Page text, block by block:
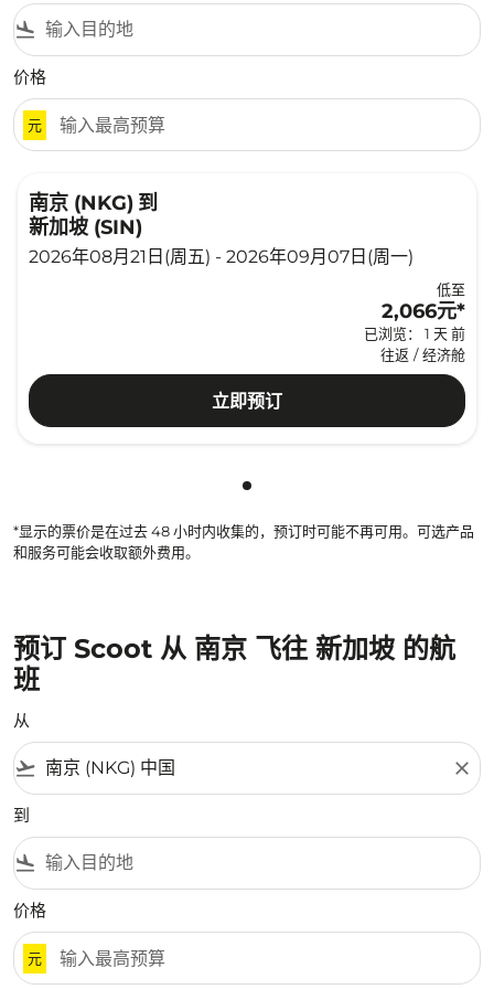
flight_land
价格
元
南京 (NKG) 到
新加坡 (SIN)
2026年08月21日(周五) - 2026年09月07日(周一)
低至
2,066元*
已浏览： 1 天 前
往返 / 经济舱
立即预订
显示 cmp-pagination-
*显示的票价是在过去 48 小时内收集的，预订时可能不再可用。可选产品
和服务可能会收取额外费用。
预订 Scoot 从 南京 飞往 新加坡 的航
班
从
flight_takeoff close
到
flight_land
价格
元